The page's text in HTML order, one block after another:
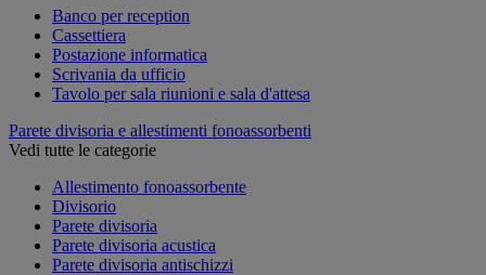
Banco per reception
Cassettiera
Postazione informatica
Scrivania da ufficio
Tavolo per sala riunioni e sala d'attesa
Parete divisoria e allestimenti fonoassorbenti
Vedi tutte le categorie
Allestimento fonoassorbente
Divisorio
Parete divisoria
Parete divisoria acustica
Parete divisoria antischizzi